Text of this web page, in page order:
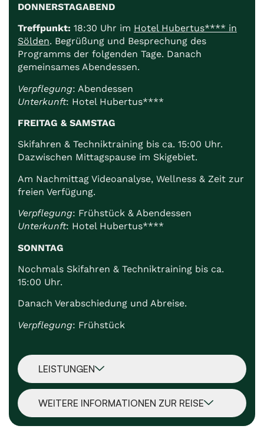
LEISTUNGEN
WEITERE INFORMATIONEN ZUR REISE
DONNERSTAGABEND
Treffpunkt: 18:30 Uhr im Hotel Hubertus**** in
Sölden. Begrüßung und Besprechung des
Programms der folgenden Tage. Danach
gemeinsames Abendessen.
Verpflegung: Abendessen
Unterkunft: Hotel Hubertus****
FREITAG & SAMSTAG
Skifahren & Techniktraining bis ca. 15:00 Uhr.
Dazwischen Mittagspause im Skigebiet.
Am Nachmittag Videoanalyse, Wellness & Zeit zur
freien Verfügung.
Verpflegung: Frühstück & Abendessen
Unterkunft: Hotel Hubertus****
SONNTAG
Nochmals Skifahren & Techniktraining bis ca.
15:00 Uhr.
Danach Verabschiedung und Abreise.
Verpflegung: Frühstück